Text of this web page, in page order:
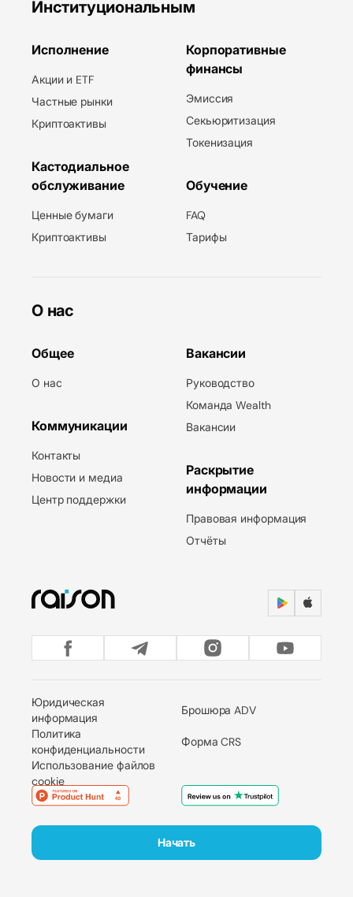
Институциональным
Исполнение
Акции и ETF
Частные рынки
Криптоактивы
Кастодиальное
обслуживание
Ценные бумаги
Криптоактивы
Корпоративные
финансы
Эмиссия
Секьюритизация
Токенизация
Обучение
FAQ
Тарифы
О нас
Общее
О нас
Коммуникации
Контакты
Новости и медиа
Центр поддержки
Вакансии
Руководство
Команда Wealth
Вакансии
Раскрытие
информации
Правовая информация
Отчёты
Юридическая
информация
Политика
конфиденциальности
Использование файлов
cookie
Брошюра ADV
Форма CRS
Начать